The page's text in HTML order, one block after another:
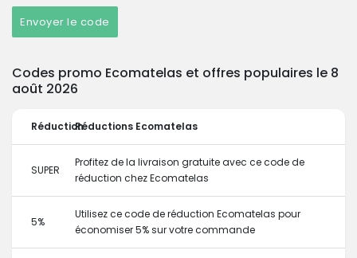
Envoyer le code
Codes promo Ecomatelas et offres populaires le 8
août 2026
RéductionRéductions Ecomatelas
SUPER
Profitez de la livraison gratuite avec ce code de
réduction chez Ecomatelas
5%
Utilisez ce code de réduction Ecomatelas pour
économiser 5% sur votre commande